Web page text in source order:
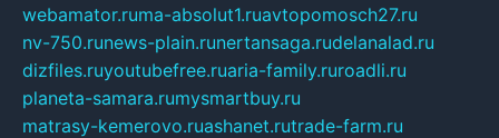
webamator.ruma-absolut1.ruavtopomosch27.ru
nv-750.runews-plain.runertansaga.rudelanalad.ru
dizfiles.ruyoutubefree.ruaria-family.ruroadli.ru
planeta-samara.rumysmartbuy.ru
matrasy-kemerovo.ruashanet.rutrade-farm.ru